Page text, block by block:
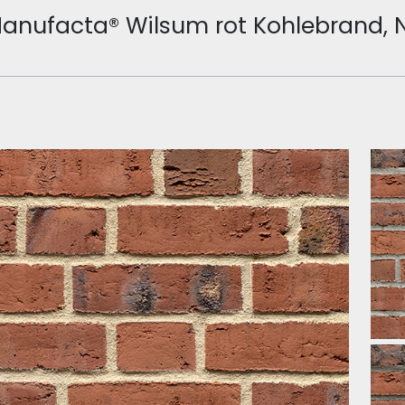
Wilsum rot Kohlebrand,